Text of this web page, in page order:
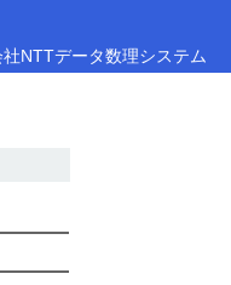
NTTデータ数理システム